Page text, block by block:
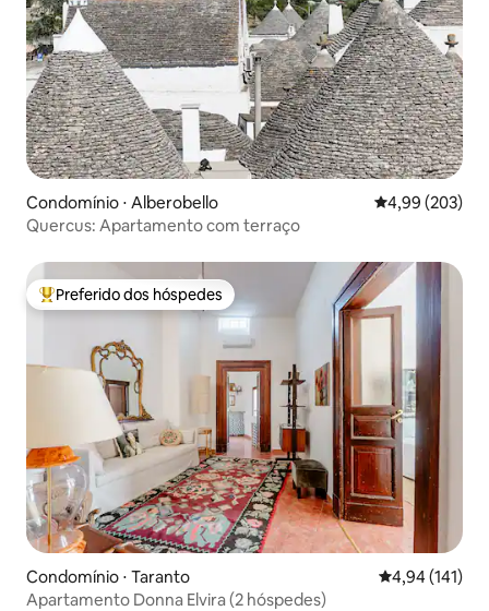
Condomínio ⋅ Alberobello 4,99 de uma
4,99 (203)
Quercus: Apartamento com terraço
Entre os melhores preferidos dos hóspedes
Preferido dos hóspedes
Condomínio ⋅ Taranto 4,94 de uma
4,94 (141)
Apartamento Donna Elvira (2 hóspedes)